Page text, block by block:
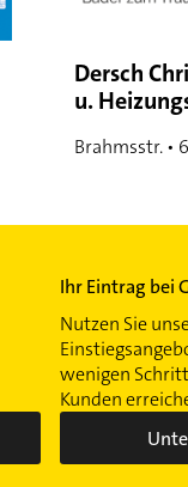
Dersch
u.
Brahmsstr. •
Ihr Eintrag bei
Nutzen Sie
wenigen
Kunden